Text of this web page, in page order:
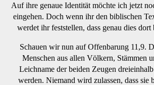
Auf ihre genaue Identität möchte ich jetzt
eingehen. Doch wenn ihr den biblischen
werdet ihr feststellen, dass genau dies
Schauen wir nun auf Offenbarung 11,9.
Menschen aus allen Völkern, Stämmen
Leichname der beiden Zeugen
werden. Niemand wird zulassen, dass sie